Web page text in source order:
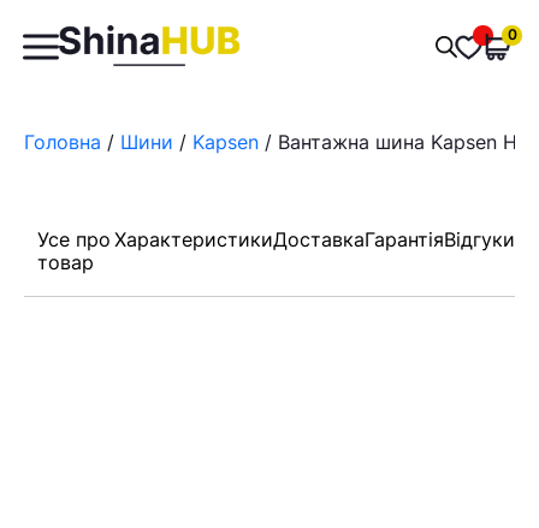
Пошук
товарів
0
Головна / Шини / Kapsen / Вантажна шина Kapsen
Усе про
товар
ХарактеристикиДоставкаГарантіяВідгуки